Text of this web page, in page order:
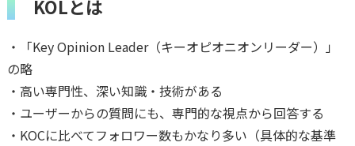
KOLとは
・「Key Opinion Leader（キーオピオニオンリーダー）」
の略
・高い専門性、深い知識・技術がある
・ユーザーからの質問にも、専門的な視点から回答する
・KOCに比べてフォロワー数もかなり多い（具体的な基準